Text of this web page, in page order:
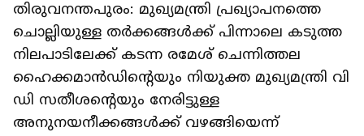
തിരുവനന്തപുരം: മുഖ്യമന്ത്രി പ്രഖ്യാപനത്തെ
ചൊല്ലിയുള്ള തർക്കങ്ങൾക്ക് പിന്നാലെ കടുത്ത
നിലപാടിലേക്ക് കടന്ന രമേശ് ചെന്നിത്തല
ഹൈക്കമാൻഡിന്‍റെയും നിയുക്ത മുഖ്യമന്ത്രി വി
ഡി സതീശന്‍റെയും നേരിട്ടുള്ള
അനുനയനീക്കങ്ങൾക്ക് വഴങ്ങിയെന്ന്